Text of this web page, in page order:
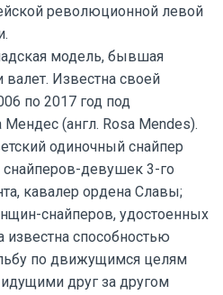
революционной левой
модель, бывшая
Известна своей
по 2017 год под
(англ. Rosa Mendes).
одиночный снайпер
снайперов-девушек 3-го
кавалер ордена Славы;
снайперов, удостоенных
известна способностью
по движущимся целям
друг за другом